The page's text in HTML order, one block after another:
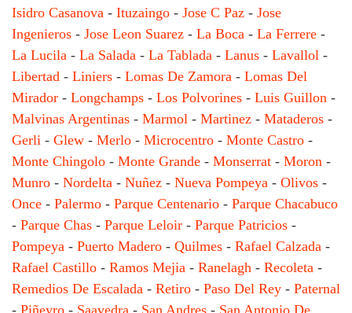
Isidro Casanova - Ituzaingo - Jose C Paz - Jose
Ingenieros - Jose Leon Suarez - La Boca - La Ferrere -
La Lucila - La Salada - La Tablada - Lanus - Lavallol -
Libertad - Liniers - Lomas De Zamora - Lomas Del
Mirador - Longchamps - Los Polvorines - Luis Guillon -
Malvinas Argentinas - Marmol - Martinez - Mataderos -
Gerli - Glew - Merlo - Microcentro - Monte Castro -
Monte Chingolo - Monte Grande - Monserrat - Moron -
Munro - Nordelta - Nuñez - Nueva Pompeya - Olivos -
Once - Palermo - Parque Centenario - Parque Chacabuco
- Parque Chas - Parque Leloir - Parque Patricios -
Pompeya - Puerto Madero - Quilmes - Rafael Calzada -
Rafael Castillo - Ramos Mejia - Ranelagh - Recoleta -
Remedios De Escalada - Retiro - Paso Del Rey - Paternal
- Piñeyro - Saavedra - San Andres - San Antonio De